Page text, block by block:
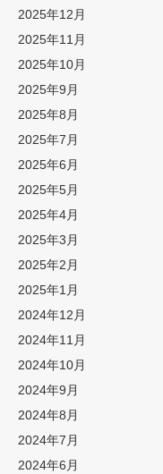
2025年12月
2025年11月
2025年10月
2025年9月
2025年8月
2025年7月
2025年6月
2025年5月
2025年4月
2025年3月
2025年2月
2025年1月
2024年12月
2024年11月
2024年10月
2024年9月
2024年8月
2024年7月
2024年6月